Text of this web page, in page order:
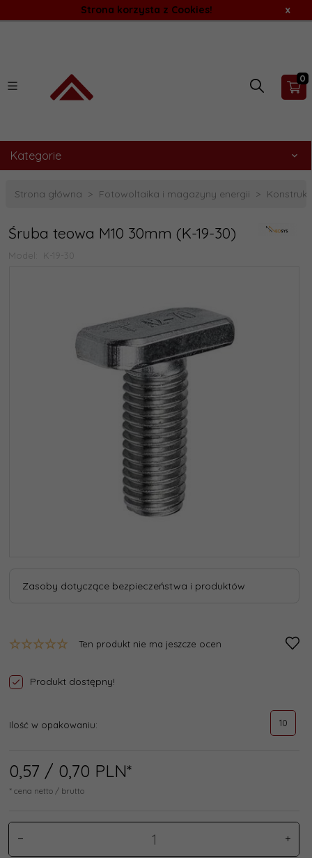
Strona korzysta z Cookies! x
0
Kategorie
Strona główna Fotowoltaika i magazyny energii
Śruba teowa M10 30mm (K-19-30)
Model: K-19-30
Zasoby dotyczące bezpieczeństwa i produktów
Ten produkt nie ma jeszcze ocen
Produkt dostępny!
Ilość w opakowaniu: 10
0,57 / 0,70 PLN*
* cena netto / brutto